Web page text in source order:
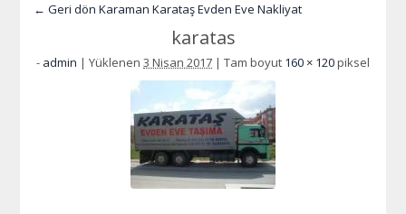
← Geri dön Karaman Karataş Evden Eve Nakliyat
karatas
- admin | Yüklenen 3 Nisan 2017 | Tam boyut 160 × 120piksel